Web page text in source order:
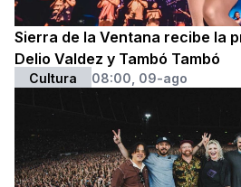
Sierra de la Ventana recibe la
Delio Valdez y Tambó Tambó
Cultura 08:00, 09-ago